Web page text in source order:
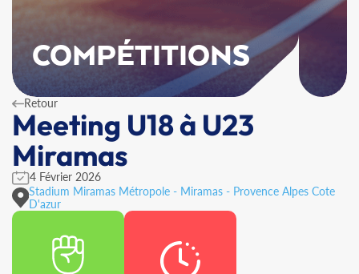
COMPÉTITIONS
Retour
Meeting U18 à U23
Miramas
4 Février 2026
Stadium Miramas Métropole - Miramas - Provence Alpes Cote
D'azur